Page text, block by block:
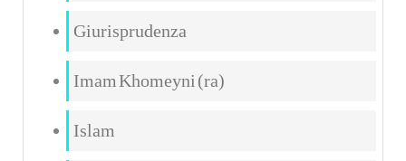
Giurisprudenza
Imam Khomeyni (ra)
Islam